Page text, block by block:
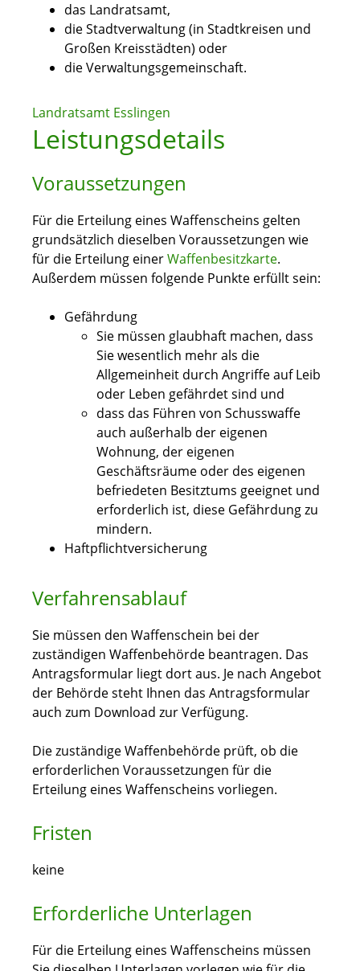
das Landratsamt,
die Stadtverwaltung (in Stadtkreisen und
Großen Kreisstädten) oder
die Verwaltungsgemeinschaft.
Landratsamt Esslingen
Leistungsdetails
Voraussetzungen
Für die Erteilung eines Waffenscheins gelten
grundsätzlich dieselben Voraussetzungen wie
für die Erteilung einerWaffenbesitzkarte.
Außerdem müssen folgende Punkte erfüllt sein:
Gefährdung
Sie müssen glaubhaft machen, dass
Sie wesentlich mehr als die
Allgemeinheit durch Angriffe auf Leib
oder Leben gefährdet sind und
dass das Führen von Schusswaffe
auch außerhalb der eigenen
Wohnung, der eigenen
Geschäftsräume oder des eigenen
befriedeten Besitztums geeignet und
erforderlich ist, diese Gefährdungzu
mindern.
Haftpflichtversicherung
Verfahrensablauf
Sie müssen den Waffenschein bei der
zuständigen Waffenbehörde beantragen. Das
Antragsformular liegt dort aus. Je nach Angebot
der Behörde steht Ihnen das Antragsformular
auch zum Download zur Verfügung.
Die zuständige Waffenbehörde prüft, ob die
erforderlichen Voraussetzungen für die
Erteilung eines Waffenscheins vorliegen.
Fristen
keine
Erforderliche Unterlagen
Für die Erteilung eines Waffenscheins müssen